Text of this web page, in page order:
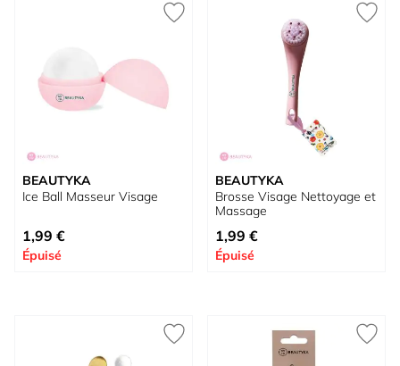
BEAUTYKA
Ice Ball Masseur Visage
1,99 €
Épuisé
BEAUTYKA
Brosse Visage Nettoyage et
Massage
1,99 €
Épuisé